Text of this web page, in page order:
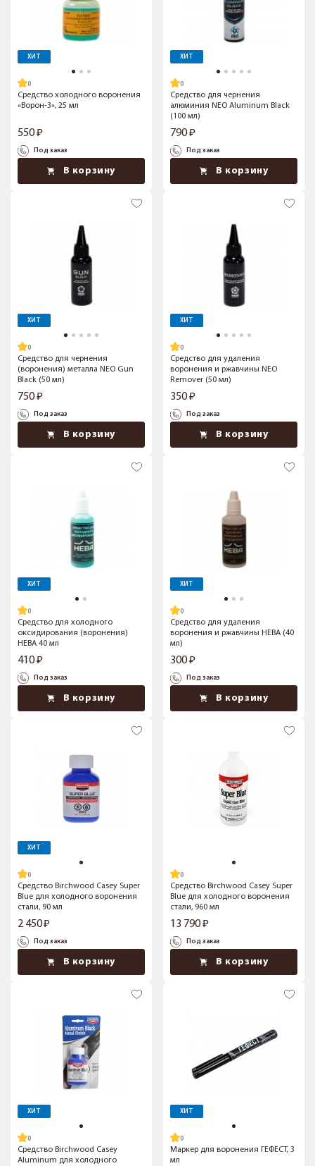
ХИТ
Средство холодного воронения
«Ворон-3», 25 мл
550
Под заказ
В корзину
ХИТ
Средство для чернения
алюминия NEO Aluminum Black
(100 мл)
790
Под заказ
В корзину
ХИТ
Средство для чернения
(воронения) металла NEO Gun
Black (50 мл)
750
Под заказ
В корзину
ХИТ
Средство для удаления
воронения и ржавчины NEO
Remover (50 мл)
350
Под заказ
В корзину
ХИТ
Средство для холодного
оксидирования (воронения)
НЕВА 40 мл
410
Под заказ
В корзину
ХИТ
Средство для удаления
воронения и ржавчины НЕВА (40
мл)
300
Под заказ
В корзину
ХИТ
Средство Birchwood Casey Super
Blue для холодного воронения
стали, 90 мл
2 450
Под заказ
В корзину
Средство Birchwood Casey Super
Blue для холодного воронения
стали, 960 мл
13 790
Под заказ
В корзину
ХИТ
Средство Birchwood Casey
Aluminum для холодного
ХИТ
Маркер для воронения ГЕФЕСТ, 3
мл